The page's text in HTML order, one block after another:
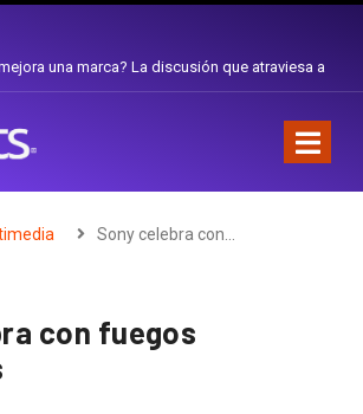
de cambiarse el sombrero en Corporación
Sony celebra con…
con fuegos